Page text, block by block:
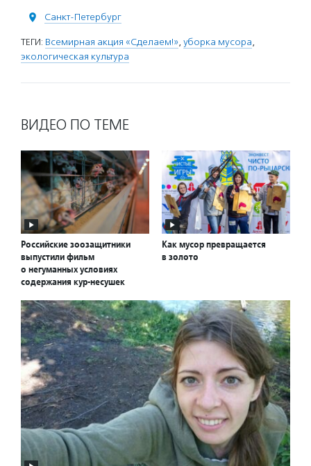
Санкт-Петербург
ТЕГИ: Всемирная акция «Сделаем!», уборка мусора,
экологическая культура
ВИДЕО ПО ТЕМЕ
Российские зоозащитники
выпустили фильм
о негуманных условиях
содержания кур-несушек
Как мусор превращается
в золото